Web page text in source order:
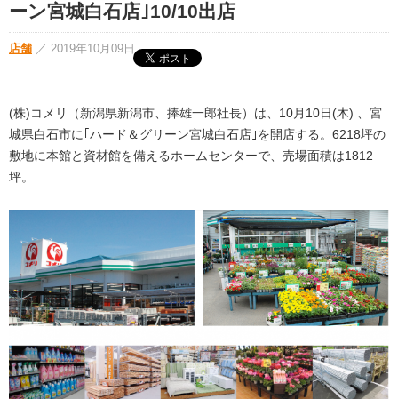
ーン宮城白石店｣10/10出店
店舗 ／ 2019年10月09日
(株)コメリ（新潟県新潟市、捧雄一郎社長）は、10月10日(木) 、宮
城県白石市に｢ハード＆グリーン宮城白石店｣を開店する。6218坪の
敷地に本館と資材館を備えるホームセンターで、売場面積は1812
坪。